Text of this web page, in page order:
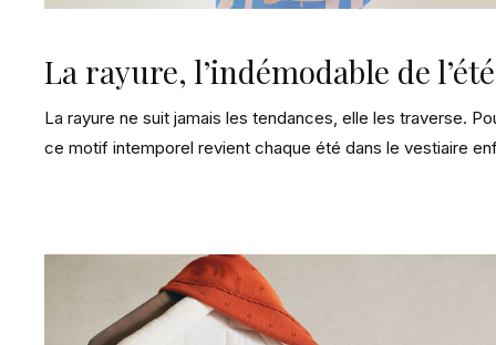
La rayure, l’indémodable de l’été
La rayure ne suit jamais les tendances, elle les traverse.
ce motif intemporel revient chaque été dans le vestiaire